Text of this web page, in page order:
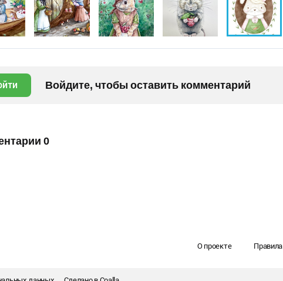
Войдите, чтобы оставить комментарий
0
О проекте Правила